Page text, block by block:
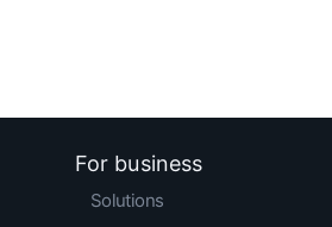
For business
Solutions